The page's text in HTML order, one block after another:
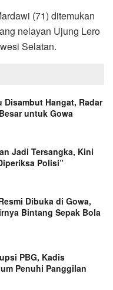
(71) ditemukan
nelayan Ujung Lero
Selatan.
Disambut Hangat, Radar
untuk Gowa
Jadi Tersangka, Kini
Polisi”
Dibuka di Gowa,
Bintang Sepak Bola
PBG, Kadis
Penuhi Panggilan